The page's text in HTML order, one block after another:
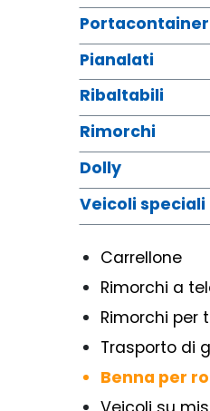
Portacontainer
Pianalati
Ribaltabili
Rimorchi
Dolly
Veicoli speciali
Carrellone
Rimorchi a
Rimorchi per
Trasporto di
Benna per